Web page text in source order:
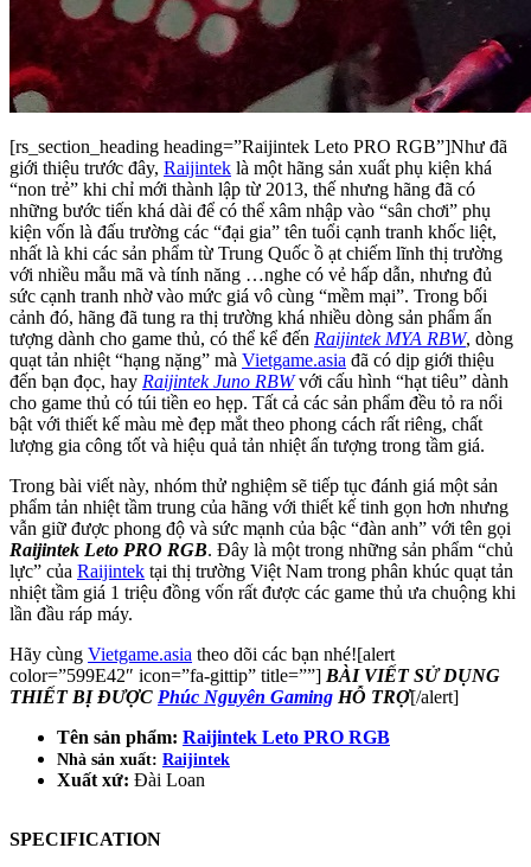
[rs_section_heading heading=”Raijintek Leto PRO RGB”]Như đã
giới thiệu trước đây, Raijintek là một hãng sản xuất phụ kiện khá
“non trẻ” khi chỉ mới thành lập từ 2013, thế nhưng hãng đã có
những bước tiến khá dài để có thể xâm nhập vào “sân chơi” phụ
kiện vốn là đấu trường các “đại gia” tên tuổi cạnh tranh khốc liệt,
nhất là khi các sản phẩm từ Trung Quốc ồ ạt chiếm lĩnh thị trường
với nhiều mẫu mã và tính năng …nghe có vẻ hấp dẫn, nhưng đủ
sức cạnh tranh nhờ vào mức giá vô cùng “mềm mại”. Trong bối
cảnh đó, hãng đã tung ra thị trường khá nhiều dòng sản phẩm ấn
tượng dành cho game thủ, có thể kể đến Raijintek MYA RBW, dòng
quạt tản nhiệt “hạng nặng” mà Vietgame.asia đã có dịp giới thiệu
đến bạn đọc, hay Raijintek Juno RBWvới cấu hình “hạt tiêu” dành
cho game thủ có túi tiền eo hẹp. Tất cả các sản phẩm đều tỏ ra nổi
bật với thiết kế màu mè đẹp mắt theo phong cách rất riêng, chất
lượng gia công tốt và hiệu quả tản nhiệt ấn tượng trong tầm giá.
Trong bài viết này, nhóm thử nghiệm sẽ tiếp tục đánh giá một sản
phẩm tản nhiệt tầm trung của hãng với thiết kế tinh gọn hơn nhưng
vẫn giữ được phong độ và sức mạnh của bậc “đàn anh” với tên gọi
Raijintek Leto PRO RGB. Đây là một trong những sản phẩm “chủ
lực” của Raijintek tại thị trường Việt Nam trong phân khúc quạt tản
nhiệt tầm giá 1 triệu đồng vốn rất được các game thủ ưa chuộng khi
lần đầu ráp máy.
Hãy cùng Vietgame.asia theo dõi các bạn nhé![alert
color=”599E42″ icon=”fa-gittip” title=””] BÀI VIẾT SỬ DỤNG
THIẾT BỊ ĐƯỢC Phúc Nguyên Gaming HỖ TRỢ[/alert]
Tên sản phẩm: Raijintek Leto PRO RGB
Nhà sản xuất: Raijintek
Xuất xứ: Đài Loan
SPECIFICATION